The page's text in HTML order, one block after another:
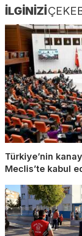
İLGİNİZİ
Türkiye’nin
Meclis’te kabul